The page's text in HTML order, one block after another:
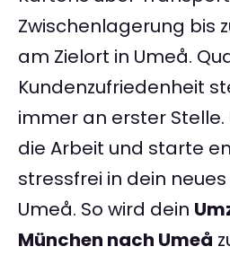
Zwischenlagerung bis
am Zielort in Umeå.
Kundenzufriedenheit
immer an erster Stelle.
die Arbeit und starte
stressfrei in dein neues
Umeå. So wird dein
München nach Umeå